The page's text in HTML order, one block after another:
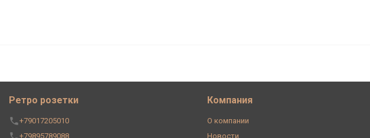
Ретро розетки
+79017205010
+79895789088
Компания
О компании
Новости